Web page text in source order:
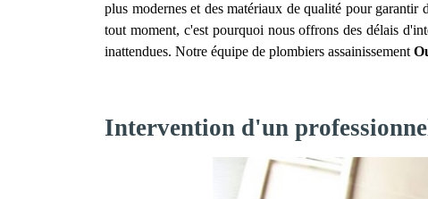
plus modernes et des matériaux de qualité pour garantir
tout moment, c'est pourquoi nous offrons des délais
inattendues. Notre équipe de plombiers assainissement
Intervention d'un